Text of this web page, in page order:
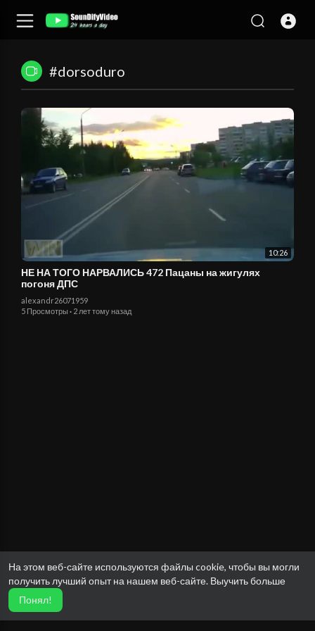
На этом веб-сайте используются файлы cookie, чтобы вы могли
получить лучший опыт на нашем веб-сайте. Выучить больше
Понял!
#dorsoduro
10:26
НЕ НА ТОГО НАРВАЛИСЬ 472 Пацаны на жигулях
погоня ДПС
alexandr26071959
5 Просмотры · 2 лет тому назад